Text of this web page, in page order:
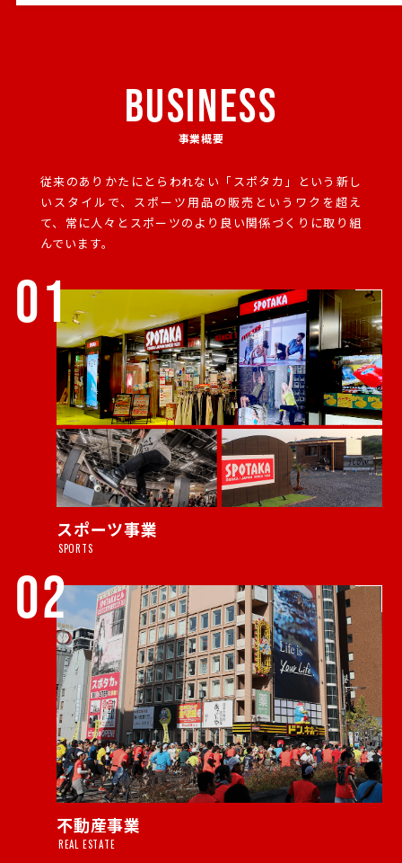
BUSINESS
事業概要
従来のありかたにとらわれない「スポタカ」という新し
いスタイルで、 スポーツ用品の販売というワクを超え
て、常に人々とスポーツのより良い関係づくりに取り組
んでいます。
01
スポーツ事業
SPORTS
02
不動産事業
REAL ESTATE